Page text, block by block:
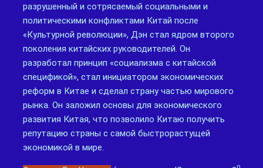
разрушенный и сотрясаемый социальными и
политическими конфликтами Китай после
«Культурной революции», Дэн стал ядром второго
поколения китайских руководителей. Он
разработал принцип «социализма с китайской
спецификой», стал инициатором экономических
реформ в Китае и сделал страну частью мирового
рынка. Он заложил основы для экономического
развития Китая, что позволило Китаю получить
репутацию страны с самой быстрорастущей
экономикой в мире.